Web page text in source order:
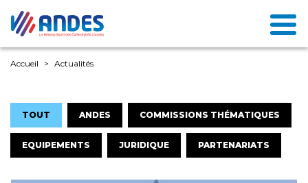
Accueil Actualités
TOUT ANDES COMMISSIONS THÉMATIQUES
EQUIPEMENTS JURIDIQUE PARTENARIATS